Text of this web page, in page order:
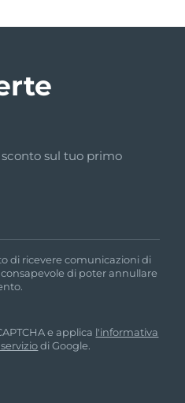
sul tuo primo
di ricevere comunicazioni di
di poter annullare
e applica l'informativa
di Google.